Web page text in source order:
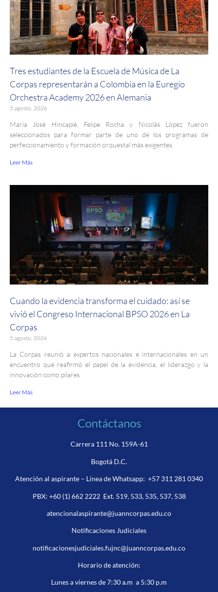
Tres estudiantes de la Escuela de Música de La
Corpas representarán a Colombia en la Euregio
Orchestra Academy 2026 en Alemania
5 agosto, 2026
María José Hincapié, Felipe Rocha y Nicolás López fueron
seleccionados para formar parte de uno de los programas de
perfeccionamiento y formación orquestal más exigentes
Leer Más
Cuando la evidencia transforma el cuidado: así se
vivió el Congreso Internacional BPSO 2026 en La
Corpas
5 agosto, 2026
La Corpas reunió a expertos nacionales e internacionales en un
encuentro que reafirmó el papel de la evidencia, el liderazgo y la
innovación como pilares
Leer Más
Contáctanos
Carrera 111 No. 159A-61
Bogotá D.C.
Atención al aspirante – Línea de Whatsapp: +57 311 281 0340
PBX: +60 (1) 662 2222Ext. 519, 533, 535, 537, 538
atencionalaspirante@juanncorpas.edu.co
Notificaciones Judiciales
notificacionesjudiciales.fujnc@juanncorpas.edu.co
Horario de atención:
Lunes a viernes de 7:30 a.m a 5:30 p.m